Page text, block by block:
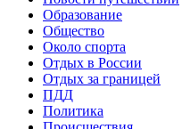
Образование
Общество
Около спорта
Отдых в России
Отдых за границей
ПДД
Политика